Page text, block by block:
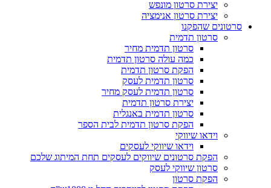
יצירת סרטון מונפש
יצירת סרטון אנימציה
סרטונים שהפקנו
סרטון תדמית
סרטון תדמית מחיר
כמה עולה סרטון תדמית
הפקת סרטון תדמית
סרטון תדמית לעסק
סרטון תדמית לעסק מחיר
יצירת סרטון תדמית
סרטון תדמית באנגלית
הפקת סרטון תדמית לבית הספר
וידאו שיווקי
וידאו שיווקי לעסקים
הפקת סרטונים שיווקים לעסקים תחת המיתוג שלכם
סרטון שיווקי לעסק
הפקת סרטון